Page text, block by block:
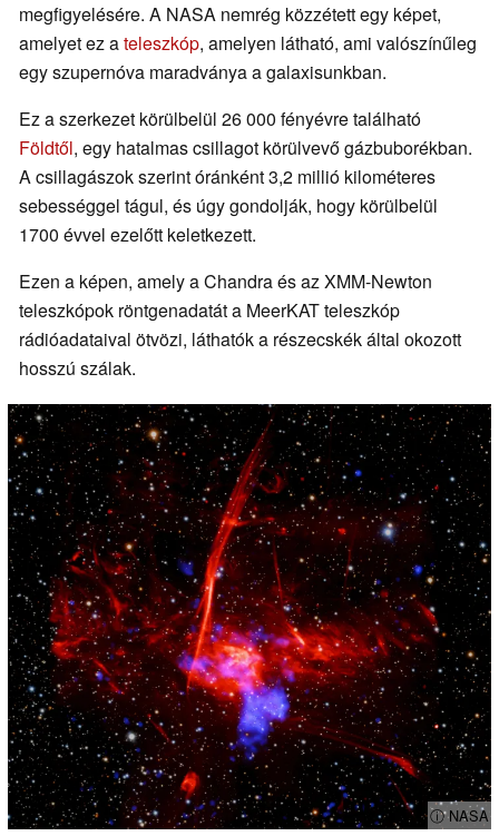
megfigyelésére. A NASA nemrég közzétett egy képet,
amelyet ez ateleszkóp, amelyen látható, ami valószínűleg
egy szupernóva maradványa a galaxisunkban.
Ez a szerkezet körülbelül 26 000 fényévre található
Földtől, egy hatalmas csillagot körülvevő gázbuborékban.
A csillagászok szerint óránként 3,2 millió kilométeres
sebességgel tágul, és úgy gondolják, hogy körülbelül
1700 évvel ezelőtt keletkezett.
Ezen a képen, amely a Chandra és az XMM-Newton
teleszkópok röntgenadatát a MeerKAT teleszkóp
rádióadataival ötvözi, láthatók a részecskék által okozott
hosszú szálak.
ⓘ NASA